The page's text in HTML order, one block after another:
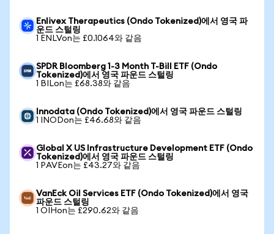
Enlivex Therapeutics (Ondo Tokenized)에서 영국 파
운드 스털링
1 ENLVon는 £0.1064와 같음
SPDR Bloomberg 1-3 Month T-Bill ETF (Ondo
Tokenized)에서 영국 파운드 스털링
1 BILon는 £68.38와 같음
Innodata (Ondo Tokenized)에서 영국 파운드 스털링
1 INODon는 £46.68와 같음
Global X US Infrastructure Development ETF (Ondo
Tokenized)에서 영국 파운드 스털링
1 PAVEon는 £43.27와 같음
VanEck Oil Services ETF (Ondo Tokenized)에서 영국
파운드 스털링
1 OIHon는 £290.62와 같음